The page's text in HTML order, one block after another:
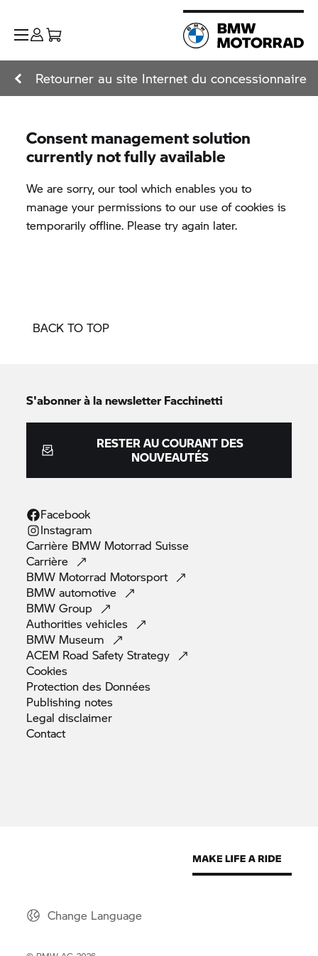
Retourner au site Internet du concessionnaire
BACK TO TOP
S'abonner à la newsletter Facchinetti
RESTER AU COURANT DES
NOUVEAUTÉS
Facebook
Instagram
Carrière BMW Motorrad Suisse
Carrière
BMW Motorrad Motorsport
BMWautomotive
BMWGroup
Authoritiesvehicles
BMW Museum
ACEM Road SafetyStrategy
Cookies
Protection des Données
Publishing notes
Legaldisclaimer
Contact
Change Language